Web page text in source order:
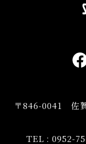
〒846-0041 佐
TEL :0952-